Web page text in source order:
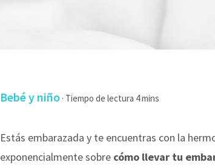
Bebé y niño ·
Estás embarazada y te encuentras con la
exponencialmente sobre cómo llevar tu